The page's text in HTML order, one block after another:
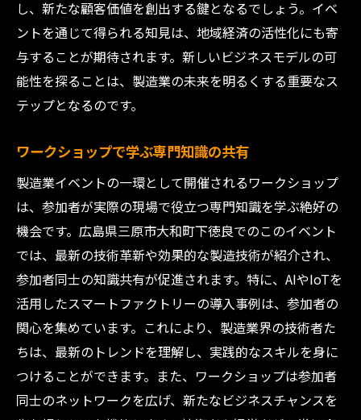
し、新たな顧客価値を創出する鍵となるでしょう。イベ
ントを通じて得られる知見は、地域経済の活性化にも寄
与することが期待されます。新しいビジネスモデルの可
能性を探ることは、製造業の未来を明るくする重要なス
テップとなるのです。
ワークショップで学ぶ専門知識の共有
製造業イベントの一環として開催されるワークショップ
は、参加者が実際の現場で役立つ専門知識を学ぶ絶好の
機会です。広島県三原市大和町下徳良でのこのイベント
では、最新の技術革新や効果的な製造技術が紹介され、
参加者同士の知識共有が促進されます。特に、AIやIoTを
活用したスマートファクトリーの導入事例は、参加者の
関心を集めています。これにより、製造業界の技術者た
ちは、最新のトレンドを理解し、実践的なスキルを身に
つけることができます。また、ワークショップは参加者
同士のネットワークを広げ、新たなビジネスチャンスを